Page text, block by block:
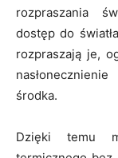
rozpraszania
dostęp do
rozpraszają je,
środka.
Dzięki temu